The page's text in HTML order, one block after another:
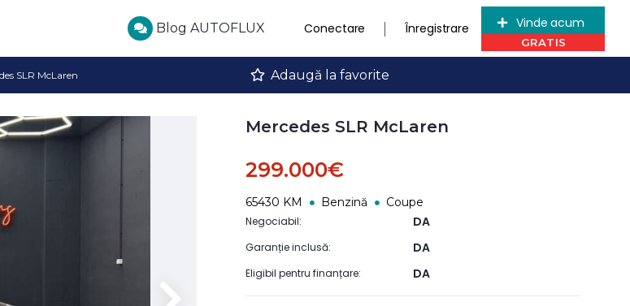
Blog AUTOFLUX Conectare Înregistrare Vinde acum
SLR McLaren Adaugă la favorite
Mercedes SLR McLaren
299.000€
65430 KM Benzină Coupe
Negociabil: DA
Garanție inclusă: DA
Eligibil pentru finanțare: DA